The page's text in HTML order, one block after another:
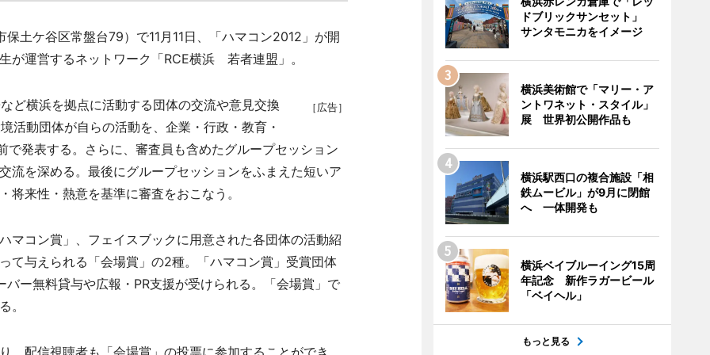
土ケ谷区常盤台79）で11月11日、「ハマコン2012」が開
が運営するネットワーク「RCE横浜 若者連盟」。
［広告］
横浜を拠点に活動する団体の交流や意見交換
活動団体が自らの活動を、企業・行政・教育・
発表する。さらに、審査員も含めたグループセッション
流を深める。最後にグループセッションをふまえた短いア
来性・熱意を基準に審査をおこなう。
コン賞」、フェイスブックに用意された各団体の活動紹
て与えられる「会場賞」の2種。「ハマコン賞」受賞団体
ー無料貸与や広報・PR支援が受けられる。「会場賞」で
。
配信視聴者も「会場賞」の投票に参加することができ
ドブリックサンセット」
サンタモニカをイメージ
横浜美術館で「マリー・ア
ントワネット・スタイル」
展 世界初公開作品も
横浜駅西口の複合施設「相
鉄ムービル」が9月に閉館
へ 一体開発も
横浜ベイブルーイング15周
年記念 新作ラガービール
「ベイヘル」
もっと見る